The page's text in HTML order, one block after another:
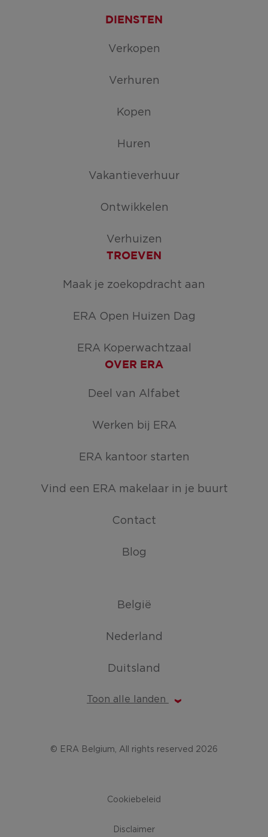
DIENSTEN
Verkopen
Verhuren
Kopen
Huren
Vakantieverhuur
Ontwikkelen
Verhuizen
TROEVEN
Maak je zoekopdracht aan
ERA Open Huizen Dag
ERA Koperwachtzaal
OVER ERA
Deel van Alfabet
Werken bij ERA
ERA kantoor starten
Vind een ERA makelaar in je buurt
Contact
Blog
België
Nederland
Duitsland
Toon alle landen
© ERA Belgium, All rights reserved 2026
Cookiebeleid
Disclaimer